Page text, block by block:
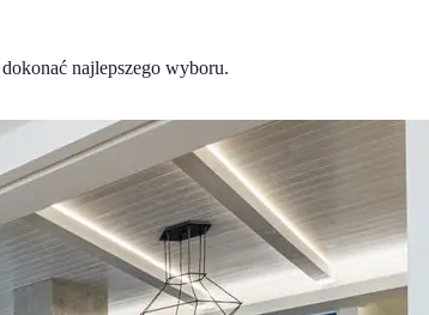
najlepszego wyboru.